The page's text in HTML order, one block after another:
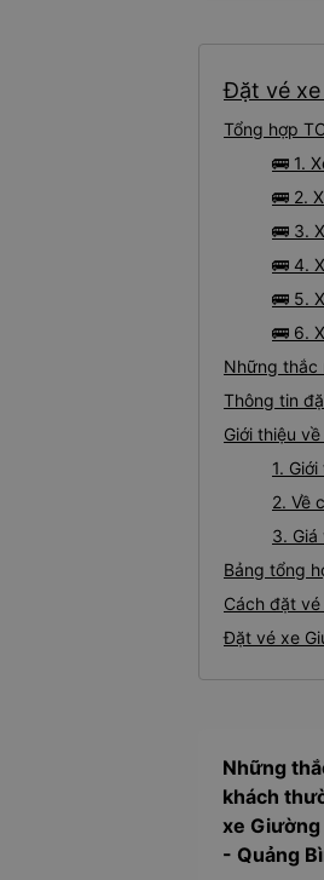
Đặt vé
Tổng hợp
🚌 1.
🚌 2.
🚌 3.
🚌 4.
🚌 5.
🚌 6.
Những thắc
Thông tin
Giới thiệu
1.
2. Về
3. Giá
Bảng tổng
Cách đặt vé
Đặt vé xe
Những
khách
xe
- Quảng